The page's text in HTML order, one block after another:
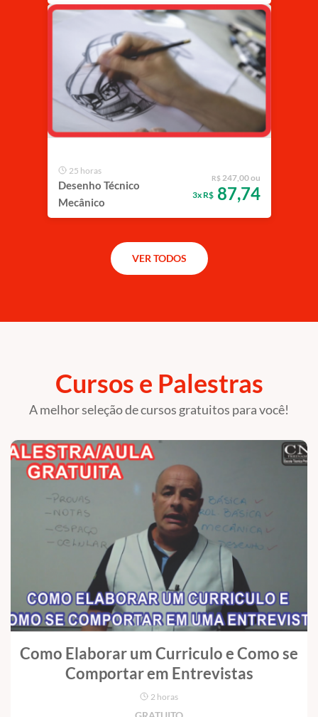
25 horas
Desenho Técnico
Mecânico
R$ 247,00 ou
3x R$87,74
VER TODOS
Cursos e Palestras
A melhor seleção de cursos gratuitos para você!
Como Elaborar um Curriculo e Como se
Comportar em Entrevistas
2 horas